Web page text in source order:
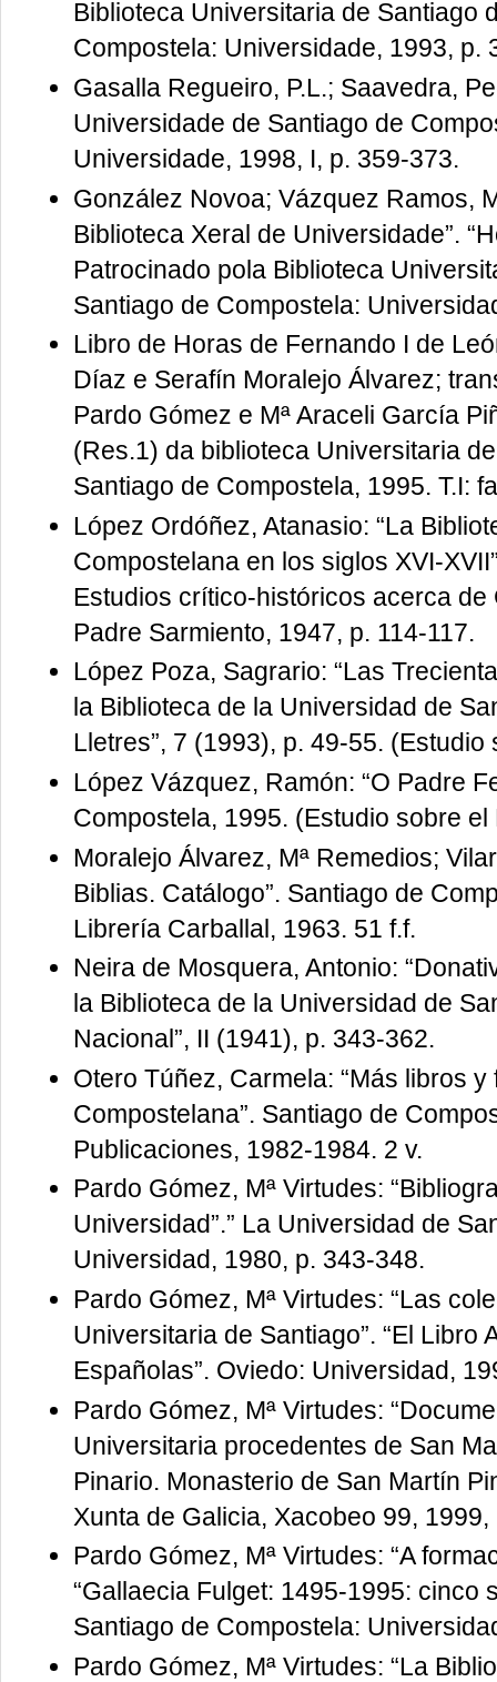
Biblioteca Universitaria de Santiago
Compostela: Universidade, 1993, p.
Gasalla Regueiro, P.L.; Saavedra,
Universidade de Santiago de
Universidade, 1998, I, p. 359-373.
González Novoa; Vázquez Ramos,
Biblioteca Xeral de Universidade”.
Patrocinado pola Biblioteca
Santiago de Compostela:
Libro de Horas de Fernando I de
Díaz e Serafín Moralejo Álvarez;
Pardo Gómez e Mª Araceli García
(Res.1) da biblioteca Universitaria
Santiago de Compostela, 1995. T.I:
López Ordóñez, Atanasio: “La
Compostelana en los siglos XVI-
Estudios crítico-históricos acerca de
Padre Sarmiento, 1947, p. 114-117.
López Poza, Sagrario: “Las
la Biblioteca de la Universidad de
Lletres”, 7 (1993), p. 49-55.
López Vázquez, Ramón: “O Padre
Compostela, 1995. (Estudio sobre
Moralejo Álvarez, Mª Remedios;
Biblias. Catálogo”. Santiago de
Librería Carballal, 1963. 51 f.f.
Neira de Mosquera, Antonio:
la Biblioteca de la Universidad de
Nacional”, II (1941), p. 343-362.
Otero Túñez, Carmela: “Más libros
Compostelana”. Santiago de
Publicaciones, 1982-1984. 2 v.
Pardo Gómez, Mª Virtudes:
Universidad”.” La Universidad de
Universidad, 1980, p. 343-348.
Pardo Gómez, Mª Virtudes: “Las
Universitaria de Santiago”. “El Libro
Españolas”. Oviedo: Universidad,
Pardo Gómez, Mª Virtudes:
Universitaria procedentes de San
Pinario. Monasterio de San Martín
Xunta de Galicia, Xacobeo 99, 1999,
Pardo Gómez, Mª Virtudes: “A
“Gallaecia Fulget: 1495-1995: cinco
Santiago de Compostela:
Pardo Gómez, Mª Virtudes: “La